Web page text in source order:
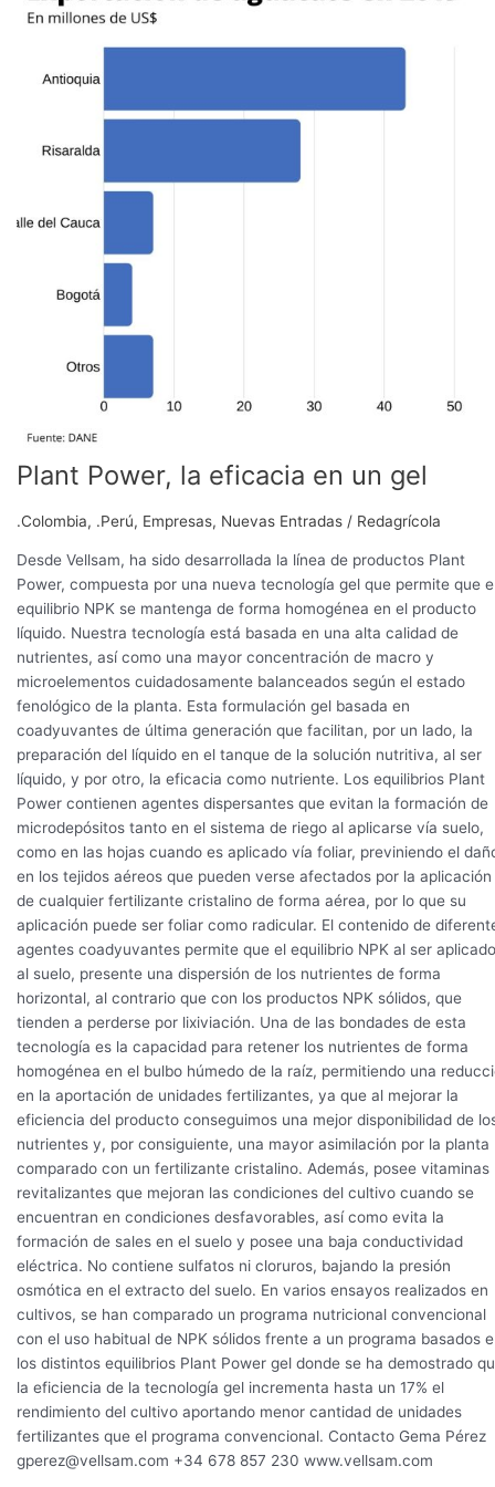
Plant Power, la eficacia en un gel
.Colombia, .Perú, Empresas, Nuevas Entradas / Redagrícola
Desde Vellsam, ha sido desarrollada la línea de productos Plant
Power, compuesta por una nueva tecnología gel que permite que
equilibrio NPK se mantenga de forma homogénea en el producto
líquido. Nuestra tecnología está basada en una alta calidad de
nutrientes, así como una mayor concentración de macro y
microelementos cuidadosamente balanceados según el estado
fenológico de la planta. Esta formulación gel basada en
coadyuvantes de última generación que facilitan, por un lado, la
preparación del líquido en el tanque de la solución nutritiva, al ser
líquido, y por otro, la eficacia como nutriente. Los equilibrios Plant
Power contienen agentes dispersantes que evitan la formación de
microdepósitos tanto en el sistema de riego al aplicarse vía suelo,
como en las hojas cuando es aplicado vía foliar, previniendo el
en los tejidos aéreos que pueden verse afectados por la aplicación
de cualquier fertilizante cristalino de forma aérea, por lo que su
aplicación puede ser foliar como radicular. El contenido de
agentes coadyuvantes permite que el equilibrio NPK al ser aplicado
al suelo, presente una dispersión de los nutrientes de forma
horizontal, al contrario que con los productos NPK sólidos, que
tienden a perderse por lixiviación. Una de las bondades de esta
tecnología es la capacidad para retener los nutrientes de forma
homogénea en el bulbo húmedo de la raíz, permitiendo una
en la aportación de unidades fertilizantes, ya que al mejorar la
eficiencia del producto conseguimos una mejor disponibilidad de
nutrientes y, por consiguiente, una mayor asimilación por la planta
comparado con un fertilizante cristalino. Además, posee vitaminas
revitalizantes que mejoran las condiciones del cultivo cuando se
encuentran en condiciones desfavorables, así como evita la
formación de sales en el suelo y posee una baja conductividad
eléctrica. No contiene sulfatos ni cloruros, bajando la presión
osmótica en el extracto del suelo. En varios ensayos realizados en
cultivos, se han comparado un programa nutricional convencional
con el uso habitual de NPK sólidos frente a un programa basados
los distintos equilibrios Plant Power gel donde se ha demostrado
la eficiencia de la tecnología gel incrementa hasta un 17% el
rendimiento del cultivo aportando menor cantidad de unidades
fertilizantes que el programa convencional. Contacto Gema Pérez
gperez@vellsam.com +34 678 857 230 www.vellsam.com